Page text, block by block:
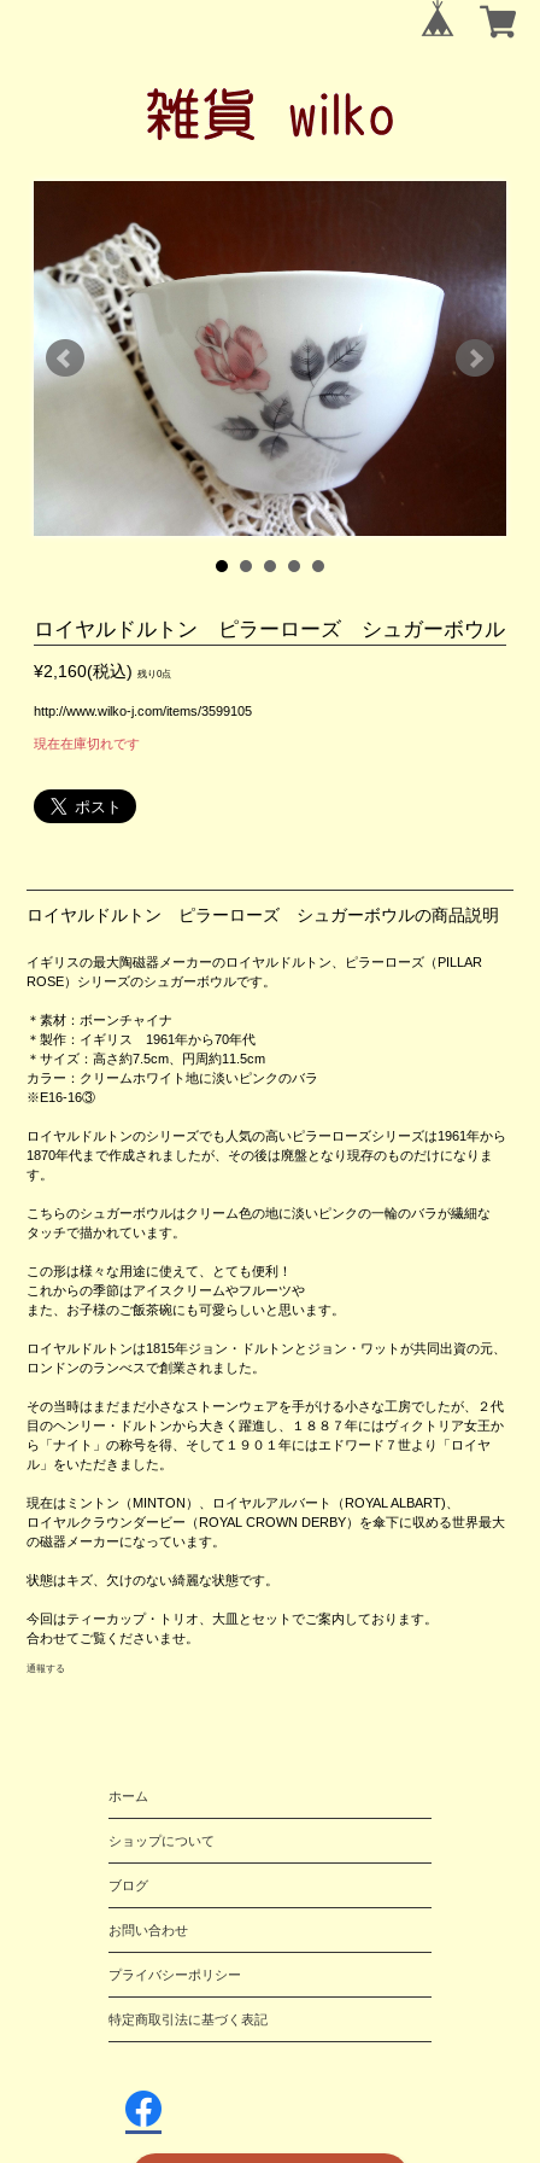
ロイヤルドルトン ピラーローズ シュガーボウル
¥2,160(税込) 残り0点
http://www.wilko-j.com/items/3599105
現在在庫切れです
ロイヤルドルトン ピラーローズ シュガーボウルの商品説明
イギリスの最大陶磁器メーカーのロイヤルドルトン、ピラーローズ（PILLAR
ROSE）シリーズのシュガーボウルです。
＊素材：ボーンチャイナ
＊製作：イギリス 1961年から70年代
＊サイズ：高さ約7.5cm、円周約11.5cm
カラー：クリームホワイト地に淡いピンクのバラ
※E16-16③
ロイヤルドルトンのシリーズでも人気の高いピラーローズシリーズは1961年から
1870年代まで作成されましたが、その後は廃盤となり現存のものだけになりま
す。
こちらのシュガーボウルはクリーム色の地に淡いピンクの一輪のバラが繊細な
タッチで描かれています。
この形は様々な用途に使えて、とても便利！
これからの季節はアイスクリームやフルーツや
また、お子様のご飯茶碗にも可愛らしいと思います。
ロイヤルドルトンは1815年ジョン・ドルトンとジョン・ワットが共同出資の元、
ロンドンのランべスで創業されました。
その当時はまだまだ小さなストーンウェアを手がける小さな工房でしたが、２代
目のヘンリー・ドルトンから大きく躍進し、１８８７年にはヴィクトリア女王か
ら「ナイト」の称号を得、そして１９０１年にはエドワード７世より「ロイヤ
ル」をいただきました。
現在はミントン（MINTON）、ロイヤルアルバート（ROYAL ALBART)、
ロイヤルクラウンダービー（ROYAL CROWN DERBY）を傘下に収める世界最大
の磁器メーカーになっています。
状態はキズ、欠けのない綺麗な状態です。
今回はティーカップ・トリオ、大皿とセットでご案内しております。
合わせてご覧くださいませ。
通報する
ホーム
ショップについて
ブログ
お問い合わせ
プライバシーポリシー
特定商取引法に基づく表記